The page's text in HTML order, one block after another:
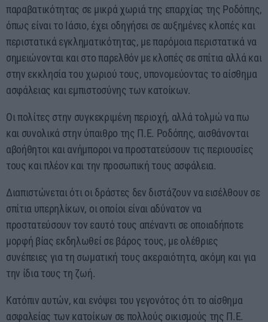
παραβατικότητας σε μικρά χωριά της επαρχίας της Ροδόπης,
όπως είναι το Ιάσιο, έχει οδηγήσει σε αυξημένες κλοπές και
περιστατικά εγκληματικότητας, με παρόμοια περιστατικά να
σημειώνονται και στο παρελθόν με κλοπές σε σπίτια αλλά και
στην εκκλησία του χωριού τους, υπονομεύοντας το αίσθημα
ασφάλειας και εμπιστοσύνης των κατοίκων.
Οι πολίτες στην συγκεκριμένη περιοχή, αλλά τολμώ να πω
και συνολικά στην ύπαιθρο της Π.Ε. Ροδόπης, αισθάνονται
αβοήθητοι και ανήμποροι να προστατεύσουν τις περιουσίες
τους και πλέον και την προσωπική τους ασφάλεια.
Διαπιστώνεται ότι οι δράστες δεν διστάζουν να εισέλθουν σε
σπίτια υπερηλίκων, οι οποίοι είναι αδύνατον να
προστατεύσουν τον εαυτό τους απέναντι σε οποιαδήποτε
μορφή βίας εκδηλωθεί σε βάρος τους, με ολέθριες
συνέπειες για τη σωματική τους ακεραιότητα, ακόμη και για
την ίδια τους τη ζωή.
Κατόπιν αυτών, και ενόψει του γεγονότος ότι το αίσθημα
ασφαλείας των κατοίκων σε πολλούς οικισμούς της Π.Ε.